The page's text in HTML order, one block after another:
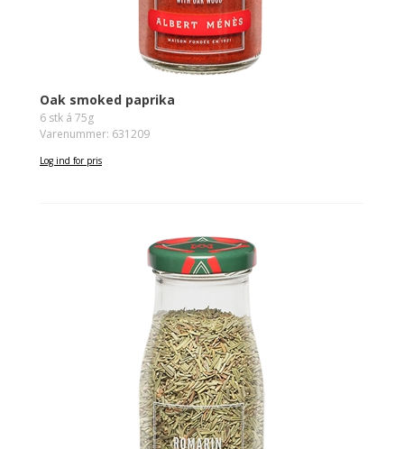
Oak smoked paprika
6 stk á 75g
Varenummer: 631209
Log ind for pris